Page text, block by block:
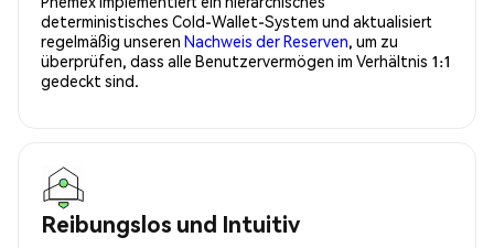
deterministisches Cold-Wallet-System und aktualisiert
regelmäßig unseren Nachweis der Reserven, um zu
überprüfen, dass alle Benutzervermögen im Verhältnis 1:1
gedeckt sind.
Reibungslos und Intuitiv